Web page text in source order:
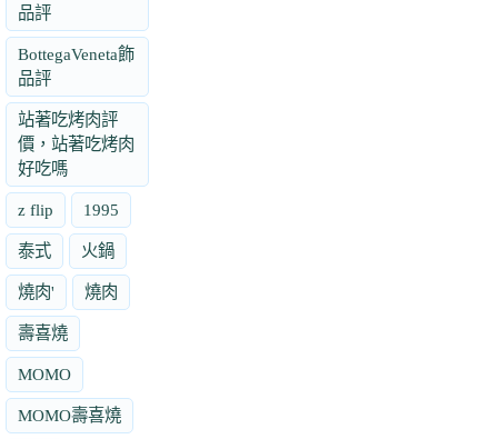
品評
BottegaVeneta飾
品評
站著吃烤肉評
價，站著吃烤肉
好吃嗎
z flip 1995
泰式 火鍋
燒肉' 燒肉
壽喜燒
MOMO
MOMO壽喜燒